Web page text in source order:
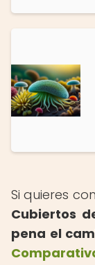
Si quieres
Cubiertos
pena el